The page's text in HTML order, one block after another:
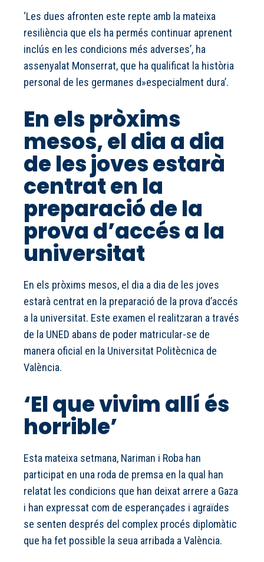
‘Les dues afronten este repte amb la mateixa
resiliència que els ha permés continuar aprenent
inclús en les condicions més adverses’, ha
assenyalat Monserrat, que ha qualificat la història
personal de les germanes d»especialment dura’.
En els pròxims
mesos, el dia a dia
de les joves estarà
centrat en la
preparació de la
prova d’accés a la
universitat
En els pròxims mesos, el dia a dia de les joves
estarà centrat en la preparació de la prova d’accés
a la universitat. Este examen el realitzaran a través
de la UNED abans de poder matricular-se de
manera oficial en la Universitat Politècnica de
València.
‘El que vivim allí és
horrible’
Esta mateixa setmana, Nariman i Roba han
participat en una roda de premsa en la qual han
relatat les condicions que han deixat arrere a Gaza
i han expressat com de esperançades i agraïdes
se senten després del complex procés diplomàtic
que ha fet possible la seua arribada a València.